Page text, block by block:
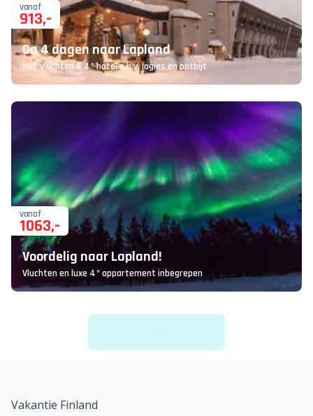
vanaf
913,-
Ga 4 dagen naar Lapland
Incl. vluchten & 4* hotel o.b.v. logies en ontbijt
vanaf
1063,-
Voordelig naar Lapland!
Vluchten en luxe 4* appartement inbegrepen
Vakantie Finland